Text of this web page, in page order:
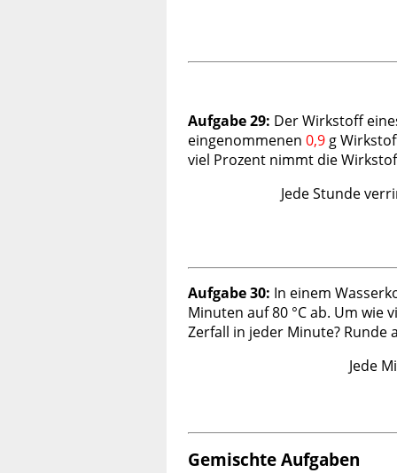
Aufgabe 29: Der Wirkstoff
eingenommenen 0,9 g
viel Prozent nimmt die
Jede Stunde
Aufgabe 30: In einem
Minuten auf 80 °C ab. Um
Zerfall in jeder Minute? Runde
Jede
Gemischte Aufgaben